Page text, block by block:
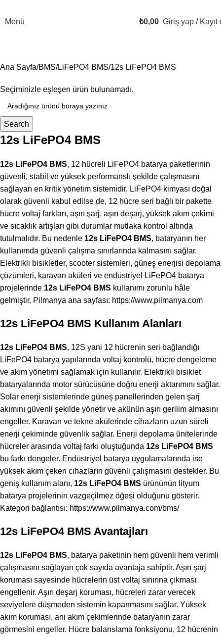
Menü ₺0,00 Giriş yap / Kayıt
Ana Sayfa BMS LiFePO4 BMS 12s LiFePO4 BMS
Seçiminizle eşleşen ürün bulunamadı.
Search
12s LiFePO4 BMS
12s LiFePO4 BMS, 12 hücreli LiFePO4 batarya paketlerinin
güvenli, stabil ve yüksek performanslı şekilde çalışmasını
sağlayan en kritik yönetim sistemidir. LiFePO4 kimyası doğal
olarak güvenli kabul edilse de, 12 hücre seri bağlı bir pakette
hücre voltaj farkları, aşırı şarj, aşırı deşarj, yüksek akım çekimi
ve sıcaklık artışları gibi durumlar mutlaka kontrol altında
tutulmalıdır. Bu nedenle 12s LiFePO4 BMS, bataryanın her
kullanımda güvenli çalışma sınırlarında kalmasını sağlar.
Elektrikli bisikletler, scooter sistemleri, güneş enerjisi depolama
çözümleri, karavan aküleri ve endüstriyel LiFePO4 batarya
projelerinde 12s LiFePO4 BMS kullanımı zorunlu hâle
gelmiştir. Pilmanya ana sayfası: https://www.pilmanya.com
12s LiFePO4 BMS Kullanım Alanları
12s LiFePO4 BMS, 12S yani 12 hücrenin seri bağlandığı
LiFePO4 batarya yapılarında voltaj kontrolü, hücre dengeleme
ve akım yönetimi sağlamak için kullanılır. Elektrikli bisiklet
bataryalarında motor sürücüsüne doğru enerji aktarımını sağlar.
Solar enerji sistemlerinde güneş panellerinden gelen şarj
akımını güvenli şekilde yönetir ve akünün aşırı gerilim almasını
engeller. Karavan ve tekne akülerinde cihazların uzun süreli
enerji çekiminde güvenlik sağlar. Enerji depolama ünitelerinde
hücreler arasında voltaj farkı oluştuğunda 12s LiFePO4 BMS
bu farkı dengeler. Endüstriyel batarya uygulamalarında ise
yüksek akım çeken cihazların güvenli çalışmasını destekler. Bu
geniş kullanım alanı, 12s LiFePO4 BMS ürününün lityum
batarya projelerinin vazgeçilmez öğesi olduğunu gösterir.
Kategori bağlantısı: https://www.pilmanya.com/bms/
12s LiFePO4 BMS Avantajları
12s LiFePO4 BMS, batarya paketinin hem güvenli hem verimli
çalışmasını sağlayan çok sayıda avantaja sahiptir. Aşırı şarj
koruması sayesinde hücrelerin üst voltaj sınırına çıkması
engellenir. Aşırı deşarj koruması, hücreleri zarar verecek
seviyelere düşmeden sistemin kapanmasını sağlar. Yüksek
akım koruması, ani akım çekimlerinde bataryanın zarar
görmesini engeller. Hücre balanslama fonksiyonu, 12 hücrenin